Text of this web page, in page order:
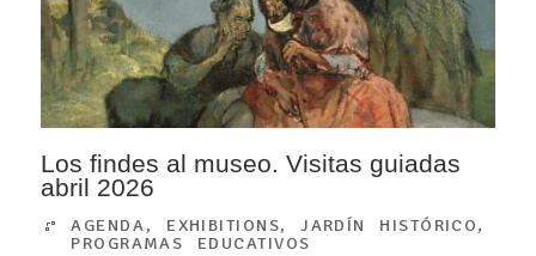
Los findes al museo. Visitas guiadas
abril 2026
AGENDA, EXHIBITIONS,JARDÍN HISTÓRICO,
PROGRAMAS EDUCATIVOS